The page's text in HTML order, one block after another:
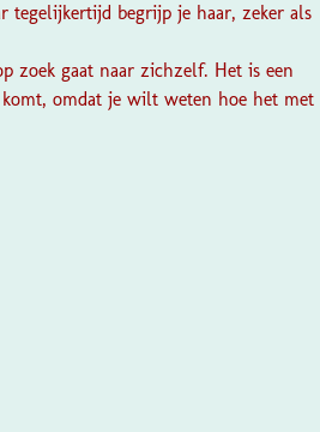
tegelijkertijd begrijp je haar, zeker als
zoek gaat naar zichzelf. Het is een
omdat je wilt weten hoe het met